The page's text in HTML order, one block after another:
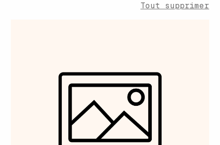
Tout supprimer